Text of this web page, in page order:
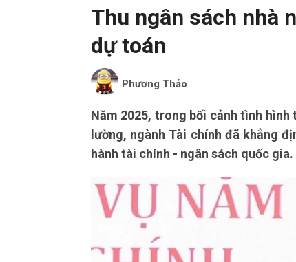
Thu ngân sách nhà
dự toán
Phương Thảo
Năm 2025, trong bối cảnh tình
lường, ngành Tài chính đã khẳng
hành tài chính - ngân sách quốc gia.